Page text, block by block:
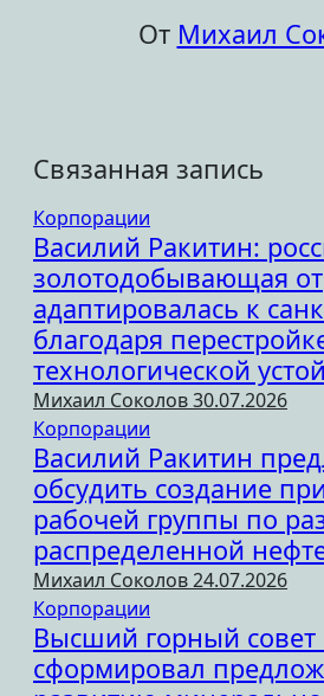
От Михаил
Связанная запись
Корпорации
Василий Ракитин:
золотодобывающая
адаптировалась к
благодаря
технологической
Михаил Соколов30.07.2026
Корпорации
Василий Ракитин
обсудить создание
рабочей группы по
распределенной
Михаил Соколов24.07.2026
Корпорации
Высший горный совет
сформировал